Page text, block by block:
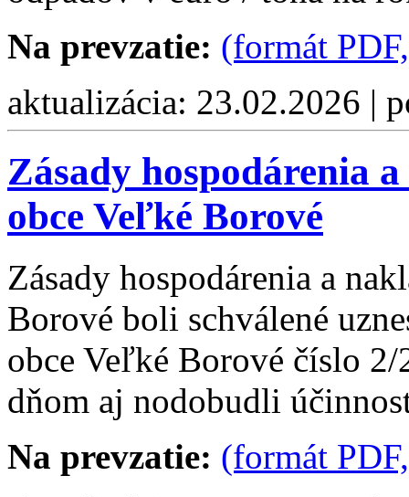
Na prevzatie: (formát
aktualizácia: 23.02.2026 |
Zásady hospodárenia
obce Veľké Borové
Zásady hospodárenia a
Borové boli schválené
obce Veľké Borové číslo
dňom aj nodobudli
Na prevzatie: (formát